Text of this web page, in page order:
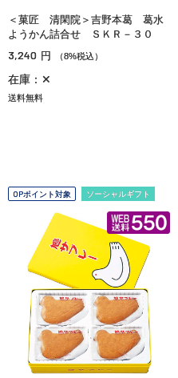
＜菓匠 清閑院＞吉野本葛 葛水
ようかん詰合せ ＳＫＲ－３０
3,240 円 （8%税込）
在庫：✕
送料無料
OPポイント対象 ソーシャルギフト